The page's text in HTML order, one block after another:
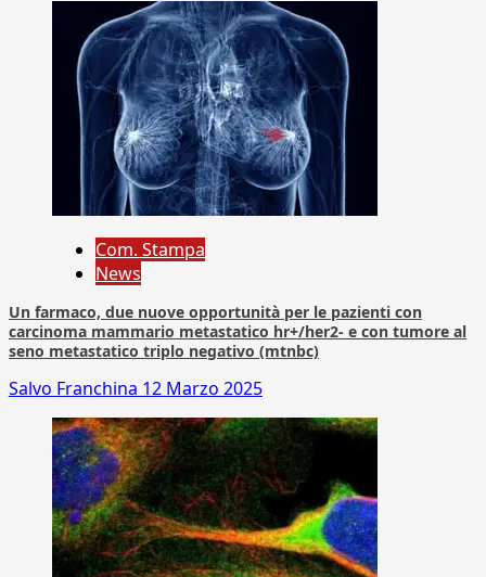
Com. Stampa
News
Un farmaco, due nuove opportunità per le pazienti con
carcinoma mammario metastatico hr+/her2- e con tumore al
seno metastatico triplo negativo (mtnbc)
Salvo Franchina 12 Marzo 2025